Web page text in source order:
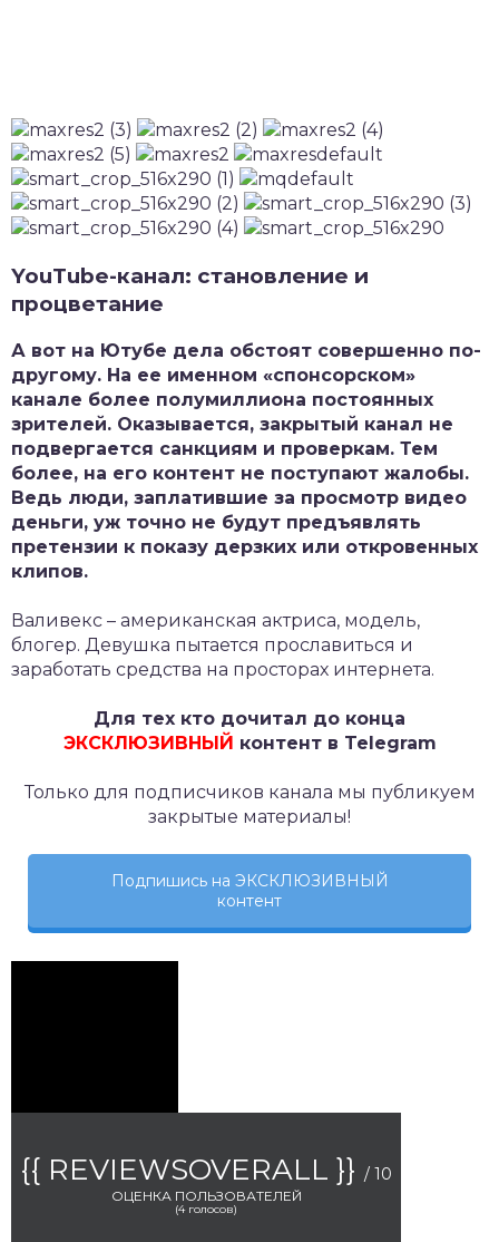
YouTube-канал: становление и
процветание
А вот на Ютубе дела обстоят совершенно по-
другому. На ее именном «спонсорском»
канале более полумиллиона постоянных
зрителей. Оказывается, закрытый канал не
подвергается санкциям и проверкам. Тем
более, на его контент не поступают жалобы.
Ведь люди, заплатившие за просмотр видео
деньги, уж точно не будут предъявлять
претензии к показу дерзких или откровенных
клипов.
Валивекс – американская актриса, модель,
блогер. Девушка пытается прославиться и
заработать средства на просторах интернета.
Для тех кто дочитал до конца
ЭКСКЛЮЗИВНЫЙ контент в Telegram
Только для подписчиков канала мы публикуем
закрытые материалы!
Подпишись на ЭКСКЛЮЗИВНЫЙ
контент
{{ REVIEWSOVERALL }} / 10
ОЦЕНКА ПОЛЬЗОВАТЕЛЕЙ
(4голосов)